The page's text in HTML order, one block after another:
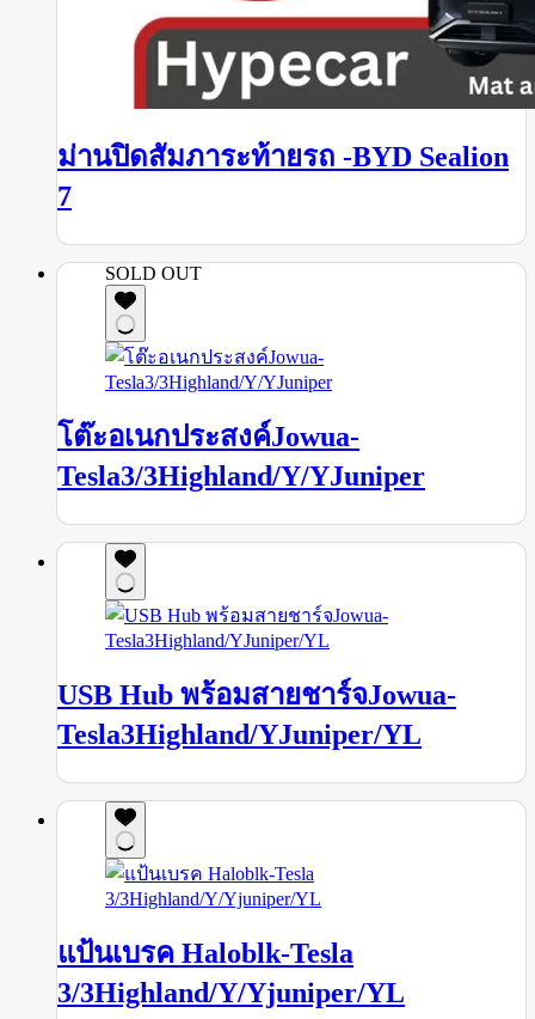
ม่านปิดสัมภาระท้ายรถ -BYD Sealion
7
SOLD OUT
โต๊ะอเนกประสงค์Jowua-
Tesla3/3Highland/Y/YJuniper
USB Hub พร้อมสายชาร์จJowua-
Tesla3Highland/YJuniper/YL
แป้นเบรค Haloblk-Tesla
3/3Highland/Y/Yjuniper/YL